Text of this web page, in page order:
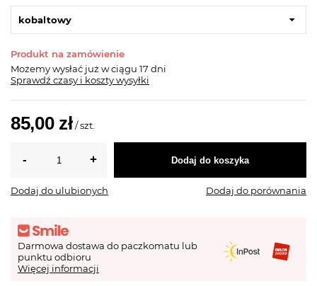
kobaltowy
Produkt na zamówienie
Możemy wysłać już w ciągu 17 dni
Sprawdź czasy i koszty wysyłki
85,00 zł /szt.
Dodaj do koszyka
Dodaj do ulubionych Dodaj do porównania
Darmowa dostawa do paczkomatu lub
punktu odbioru
Więcej informacji